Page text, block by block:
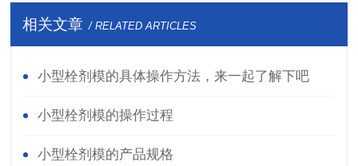
相关文章 / RELATED ARTICLES
小型栓剂模的具体操作方法，来一起了解下吧
小型栓剂模的操作过程
小型栓剂模的产品规格